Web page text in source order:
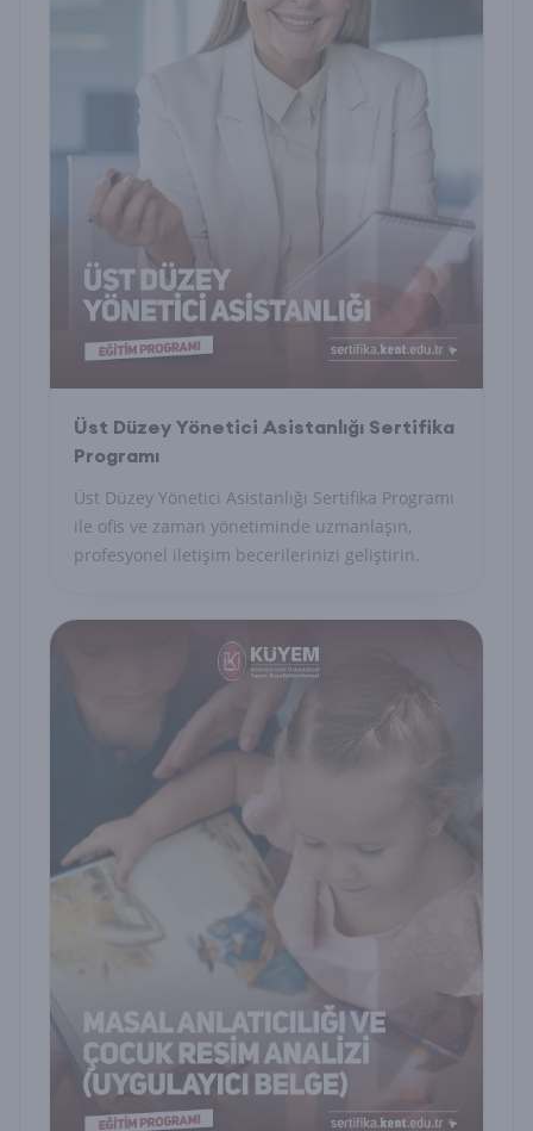
Üst Düzey Yönetici Asistanlığı Sertifika
Programı
Üst Düzey Yönetici Asistanlığı Sertifika Programı
ile ofis ve zaman yönetiminde uzmanlaşın,
profesyonel iletişim becerilerinizi geliştirin.